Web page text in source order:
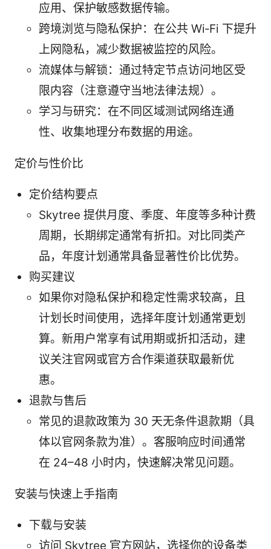
应用、保护敏感数据传输。
跨境浏览与隐私保护：在公共 Wi‑Fi 下提升
上网隐私，减少数据被监控的风险。
流媒体与解锁：通过特定节点访问地区受
限内容（注意遵守当地法律法规）。
学习与研究：在不同区域测试网络连通
性、收集地理分布数据的用途。
定价与性价比
定价结构要点
Skytree 提供月度、季度、年度等多种计费
周期，长期绑定通常有折扣。对比同类产
品，年度计划通常具备显著性价比优势。
购买建议
如果你对隐私保护和稳定性需求较高，且
计划长时间使用，选择年度计划通常更划
算。新用户常享有试用期或折扣活动，建
议关注官网或官方合作渠道获取最新优
惠。
退款与售后
常见的退款政策为 30 天无条件退款期（具
体以官网条款为准）。客服响应时间通常
在 24–48 小时内，快速解决常见问题。
安装与快速上手指南
下载与安装
访问 Skytree 官方网站，选择你的设备类